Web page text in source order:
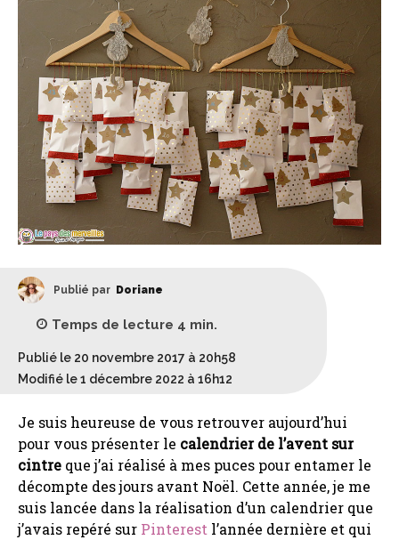
Publié par Doriane
Temps de lecture 4 min.
Publié le 20 novembre 2017 à 20h58
Modifié le 1 décembre 2022 à 16h12
Je suis heureuse de vous retrouver aujourd’hui
pour vous présenter le calendrier de l’avent sur
cintre que j’ai réalisé à mes puces pour entamer le
décompte des jours avant Noël. Cette année, je me
suis lancée dans la réalisation d’un calendrier que
j’avais repéré sur Pinterest l’année dernière et qui